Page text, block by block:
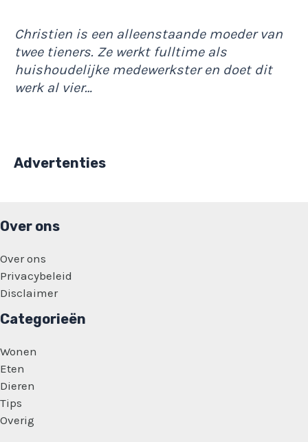
Christien is een alleenstaande moeder van
twee tieners. Ze werkt fulltime als
huishoudelijke medewerkster en doet dit
werk al vier…
Advertenties
Over ons
Over ons
Privacybeleid
Disclaimer
Categorieën
Wonen
Eten
Dieren
Tips
Overig